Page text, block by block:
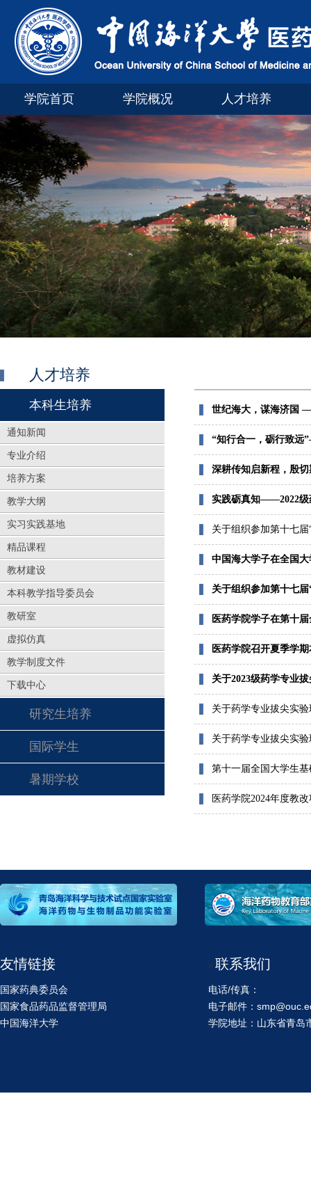
学院首页 学院概况 人才培养
人才培养
本科生培养
通知新闻
专业介绍
培养方案
教学大纲
实习实践基地
精品课程
教材建设
本科教学指导委员会
教研室
虚拟仿真
教学制度文件
下载中心
研究生培养
国际学生
暑期学校
世纪海大，谋海济国
“知行合一，砺行致远
深耕传知启新程，殷
实践砺真知——2022级
关于组织参加第十七
中国海大学子在全国
关于组织参加第十七
医药学院学子在第十
医药学院召开夏季学
关于2023级药学专业
关于药学专业拔尖实
关于药学专业拔尖实
第十一届全国大学生
医药学院2024年度教
友情链接
国家药典委员会
国家食品药品监督管理局
中国海洋大学
> 联系我们
电话/传真：
电子邮件：
学院地址：山东省青岛